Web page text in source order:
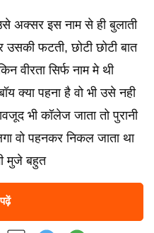
अक्सर इस नाम से ही बुलाती
उसकी फटती, छोटी छोटी बात
वीरता सिर्फ नाम मे थी
क्या पहना है वो भी उसे नही
भी कॉलेज जाता तो पुरानी
वो पहनकर निकल जाता था
मुजे बहुत